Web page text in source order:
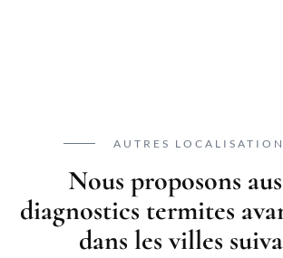
AUTRES
Nous proposons
diagnostics termites
dans les villes